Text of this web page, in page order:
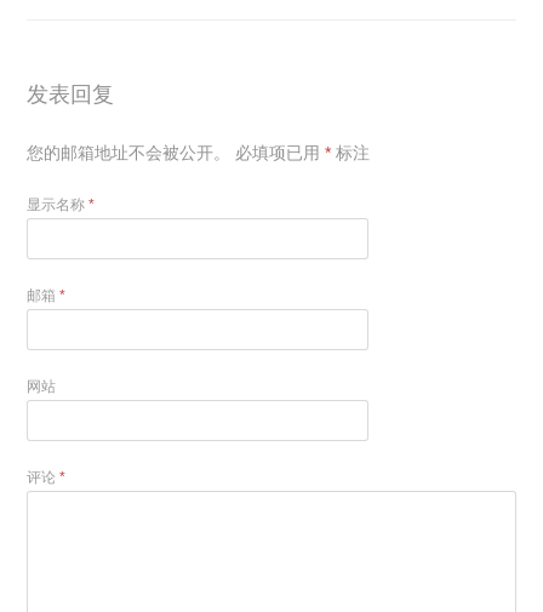
发表回复
您的邮箱地址不会被公开。 必填项已用* 标注
显示名称*
邮箱*
网站
评论*